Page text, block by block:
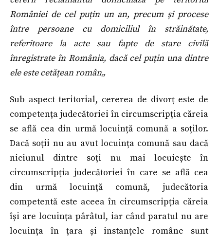
României de cel puțin un an, precum și procese
între persoane cu domiciliul în străinătate,
referitoare la acte sau fapte de stare civilă
înregistrate în România, dacă cel puțin una dintre
ele este cetățean român„
Sub aspect teritorial, cererea de divorț este de
competența judecătoriei în circumscripția căreia
se află cea din urmă locuință comună a soților.
Dacă soții nu au avut locuința comună sau dacă
niciunul dintre soți nu mai locuiește în
circumscripția judecătoriei în care se află cea
din urmă locuință comună, judecătoria
competentă este aceea în circumscripția căreia
își are locuința pârâtul, iar când paratul nu are
locuința în țara și instanțele române sunt